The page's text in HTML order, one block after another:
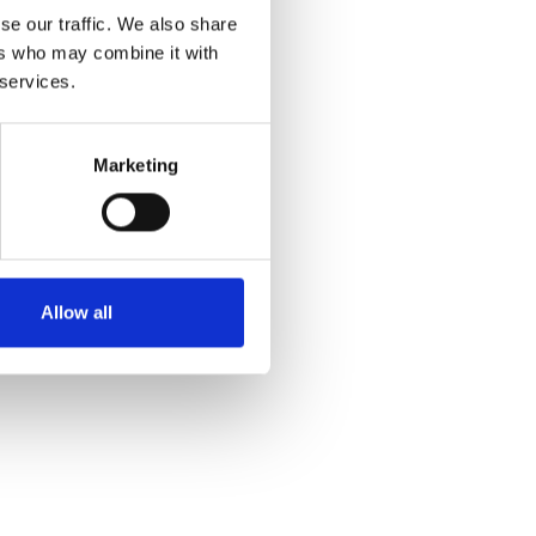
our traffic. We also share
who may combine it with
Marketing
Allow all